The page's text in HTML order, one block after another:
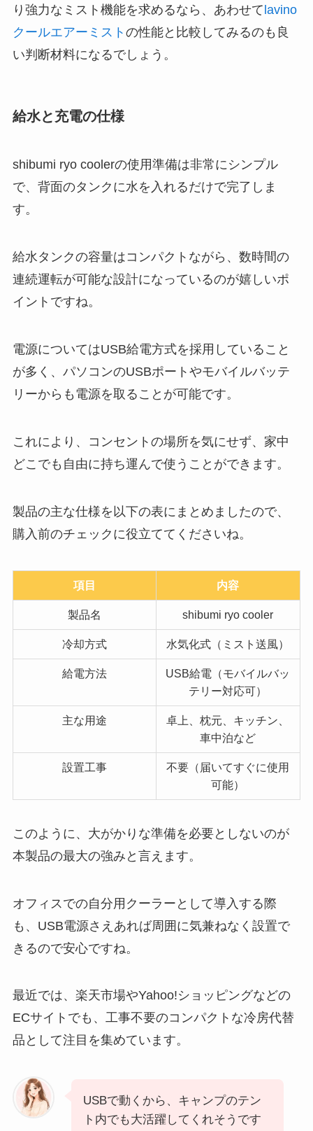
り強力なミスト機能を求めるなら、あわせてlavino
クールエアーミスト の性能と比較してみるのも良
い判断材料になるでしょう。
給水と充電の仕様
shibumi ryo coolerの使用準備は非常にシンプル
で、背面のタンクに水を入れるだけで完了しま
す。
給水タンクの容量はコンパクトながら、数時間の
連続運転が可能な設計になっているのが嬉しいポ
イントですね。
電源についてはUSB給電方式を採用していること
が多く、パソコンのUSBポートやモバイルバッテ
リーからも電源を取ることが可能です。
これにより、コンセントの場所を気にせず、家中
どこでも自由に持ち運んで使うことができます。
製品の主な仕様を以下の表にまとめましたので、
購入前のチェックに役立ててくださいね。
項目 内容
製品名 shibumi ryo cooler
冷却方式 水気化式（ミスト送風）
給電方法
USB給電（モバイルバッ
テリー対応可）
主な用途
卓上、枕元、キッチン、
車中泊など
設置工事
不要（届いてすぐに使用
可能）
このように、大がかりな準備を必要としないのが
本製品の最大の強みと言えます。
オフィスでの自分用クーラーとして導入する際
も、USB電源さえあれば周囲に気兼ねなく設置で
きるので安心ですね。
最近では、楽天市場やYahoo!ショッピングなどの
ECサイトでも、工事不要のコンパクトな冷房代替
品として注目を集めています。
USBで動くから、キャンプのテン
ト内でも大活躍してくれそうです